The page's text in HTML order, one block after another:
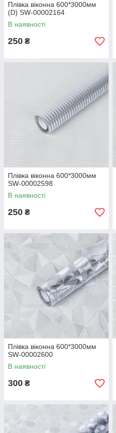
Плівка віконна 600*3000мм
(D) SW-00002164
В наявності
250 ₴
Плівка віконна 600*3000мм
SW-00002598
В наявності
250 ₴
Плівка віконна 600*3000мм
SW-00002600
В наявності
300 ₴